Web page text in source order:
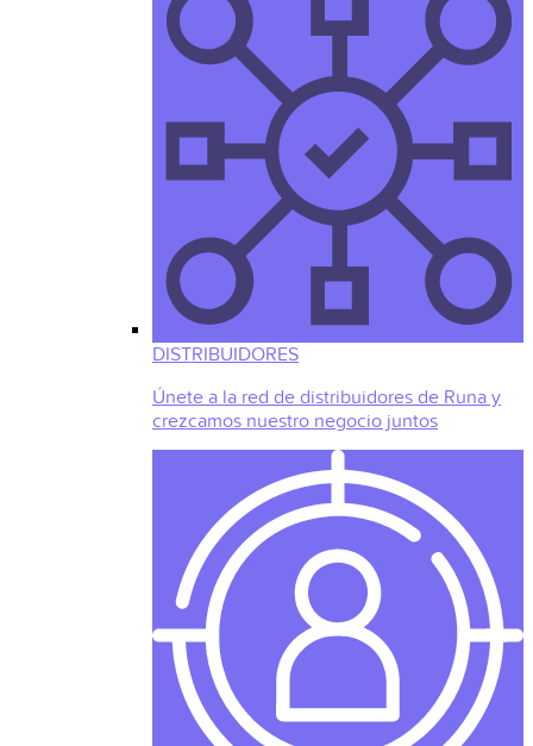
DISTRIBUIDORES
Únete a la red de distribuidores de Runa y
crezcamos nuestro negocio juntos